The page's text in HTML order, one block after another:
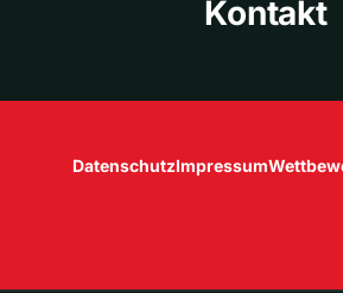
Kontakt
DatenschutzImpressum